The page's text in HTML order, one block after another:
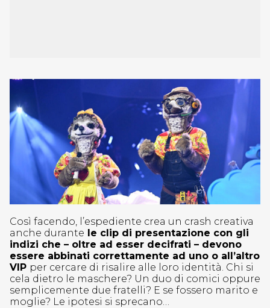
Così facendo, l’espediente crea un crash creativa
anche durante le clip di presentazione con gli
indizi che – oltre ad esser decifrati – devono
essere abbinati correttamente ad uno o all’altro
VIP per cercare di risalire alle loro identità. Chi si
cela dietro le maschere? Un duo di comici oppure
semplicemente due fratelli? E se fossero marito e
moglie? Le ipotesi si sprecano…